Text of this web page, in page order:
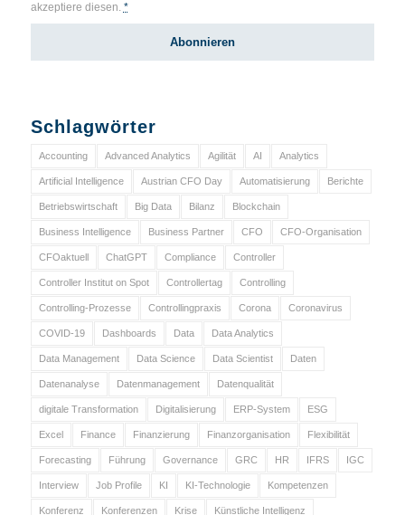
akzeptiere diesen. *
Schlagwörter
Accounting Advanced Analytics Agilität AI Analytics
Artificial Intelligence Austrian CFO Day Automatisierung Berichte
Betriebswirtschaft Big Data Bilanz Blockchain
Business Intelligence Business Partner CFO CFO-Organisation
CFOaktuell ChatGPT Compliance Controller
Controller Institut on Spot Controllertag Controlling
Controlling-Prozesse Controllingpraxis Corona Coronavirus
COVID-19 Dashboards Data Data Analytics
Data Management Data Science Data Scientist Daten
Datenanalyse Datenmanagement Datenqualität
digitale Transformation Digitalisierung ERP-System ESG
Excel Finance Finanzierung Finanzorganisation Flexibilität
Forecasting Führung Governance GRC HR IFRS IGC
Interview Job Profile KI KI-Technologie Kompetenzen
Konferenz Konferenzen Krise Künstliche Intelligenz